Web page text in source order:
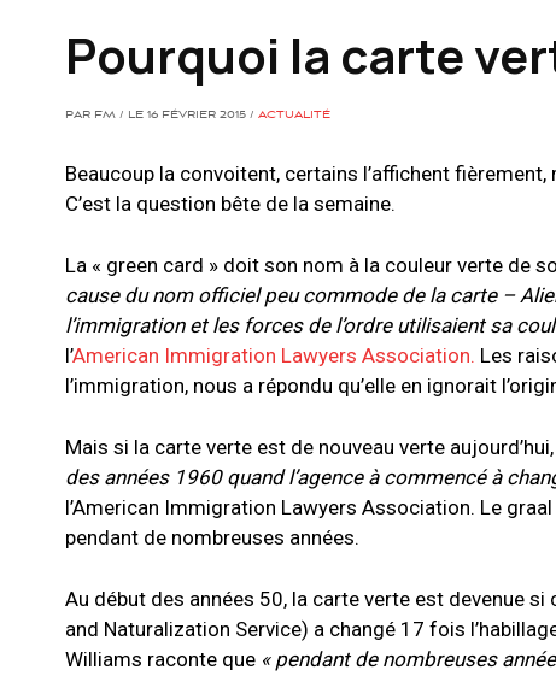
Pourquoi la carte
PAR FM / LE 16 FÉVRIER 2015 / ACTUALITÉ
Beaucoup la convoitent, certains l’affichent
C’est la question bête de la semaine.
La « green card » doit son nom à la couleur verte de
cause du nom officiel peu commode de la carte –
l’immigration et les forces de l’ordre utilisaient sa
l’American Immigration Lawyers Association. Les
l’immigration, nous a répondu qu’elle en ignorait
Mais si la carte verte est de nouveau verte
des années 1960 quand l’agence à commencé à
l’American Immigration Lawyers Association. Le
pendant de nombreuses années.
Au début des années 50, la carte verte est devenue
and Naturalization Service) a changé 17 fois
Williams raconte que « pendant de nombreuses